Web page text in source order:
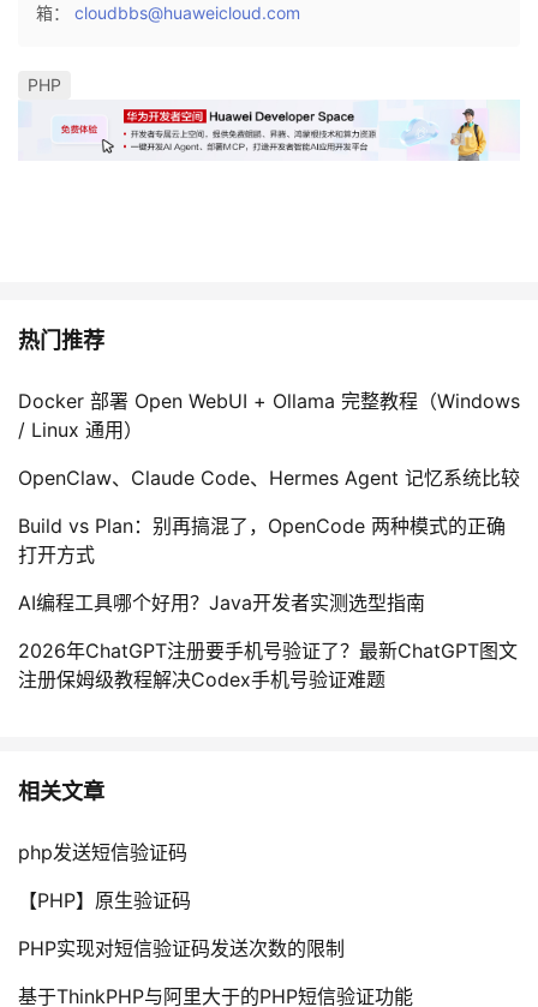
箱： cloudbbs@huaweicloud.com
PHP
热门推荐
Docker 部署 Open WebUI + Ollama 完整教程（Windows
/ Linux 通用）
OpenClaw、Claude Code、Hermes Agent 记忆系统比较
Build vs Plan：别再搞混了，OpenCode 两种模式的正确
打开方式
AI编程工具哪个好用？Java开发者实测选型指南
2026年ChatGPT注册要手机号验证了？最新ChatGPT图文
注册保姆级教程解决Codex手机号验证难题
相关文章
php发送短信验证码
【PHP】原生验证码
PHP实现对短信验证码发送次数的限制
基于ThinkPHP与阿里大于的PHP短信验证功能